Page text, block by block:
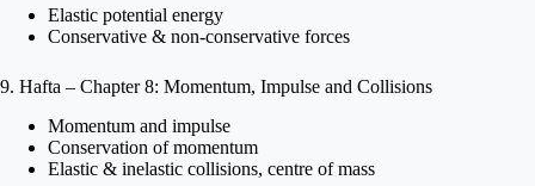
Elastic potential energy
Conservative & non-conservative forces
9. Hafta – Chapter 8: Momentum, Impulse and Collisions
Momentum and impulse
Conservation of momentum
Elastic & inelastic collisions, centre of mass